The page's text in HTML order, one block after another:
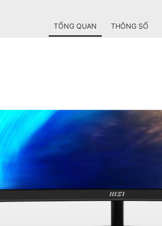
TỔNG QUAN THÔNG SỐ